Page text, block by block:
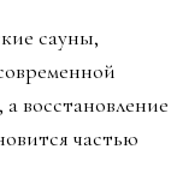
сауны,
восстановление
частью